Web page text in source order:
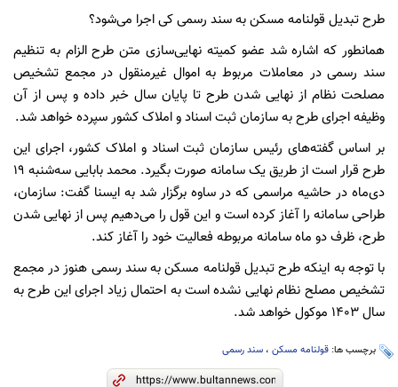
طرح تبدیل قولنامه مسکن به سند رسمی کی اجرا می‌شود؟
همانطور که اشاره شد عضو کمیته نهایی‌سازی متن طرح الزام به تنظیم
سند رسمی در معاملات مربوط به اموال غیرمنقول در مجمع تشخیص
مصلحت نظام از نهایی شدن طرح تا پایان سال خبر داده و پس از آن
وظیفه اجرای طرح به سازمان ثبت اسناد و املاک کشور سپرده خواهد شد.
بر اساس گفته‌های رئیس سازمان ثبت اسناد و املاک کشور، اجرای این
طرح قرار است از طریق یک سامانه صورت بگیرد. محمد بابایی سه‌شنبه ۱۹
دی‌ماه در حاشیه مراسمی که در ساوه برگزار شد به ایسنا گفت: سازمان،
طراحی سامانه را آغاز کرده است و این قول را می‌دهیم پس از نهایی شدن
طرح، ظرف دو ماه سامانه مربوطه فعالیت خود را آغاز کند.
با توجه به اینکه طرح تبدیل قولنامه مسکن به سند رسمی هنوز در مجمع
تشخیص مصلح نظام نهایی نشده است به احتمال زیاد اجرای این طرح به
سال ۱۴۰۳ موکول خواهد شد.
برچسب ها: قولنامه مسکن ، سند رسمی